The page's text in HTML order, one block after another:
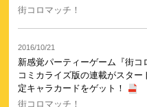
街コロマッチ！
2016/10/21
新感覚パーティーゲーム『街
コミカライズ版の連載がスタ
定キャラカードをゲット！
街コロマッチ！